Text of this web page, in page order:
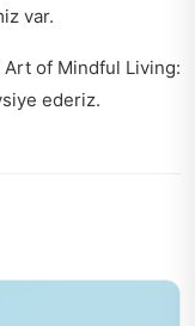
var.
Art of Mindful Living:
ederiz.